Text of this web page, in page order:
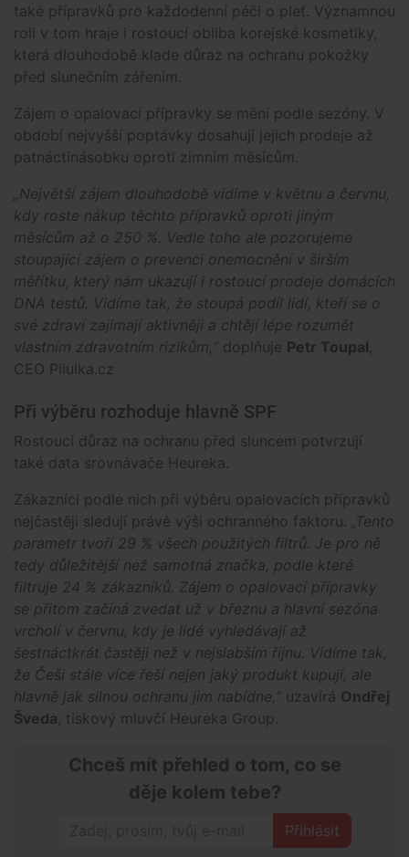
také přípravků pro každodenní péči o pleť. Významnou
roli v tom hraje i rostoucí obliba korejské kosmetiky,
která dlouhodobě klade důraz na ochranu pokožky
před slunečním zářením.
Zájem o opalovací přípravky se mění podle sezóny. V
období nejvyšší poptávky dosahují jejich prodeje až
patnáctinásobku oproti zimním měsícům.
„Největší zájem dlouhodobě vidíme v květnu a červnu,
kdy roste nákup těchto přípravků oproti jiným
měsícům až o 250 %. Vedle toho ale pozorujeme
stoupající zájem o prevenci onemocnění v širším
měřítku, který nám ukazují i rostoucí prodeje domácích
DNA testů. Vidíme tak, že stoupá podíl lidí, kteří se o
své zdraví zajímají aktivněji a chtějí lépe rozumět
vlastním zdravotním rizikům,“ doplňuje Petr Toupal
CEO Pilulka.cz
Při výběru rozhoduje hlavně SPF
Rostoucí důraz na ochranu před sluncem potvrzují
také data srovnávače Heureka.
Zákazníci podle nich při výběru opalovacích přípravků
nejčastěji sledují právě výši ochranného faktoru. „Tento
parametr tvoří 29 % všech použitých filtrů. Je pro ně
tedy důležitější než samotná značka, podle které
filtruje 24 % zákazníků. Zájem o opalovací přípravky
se přitom začíná zvedat už v březnu a hlavní sezóna
vrcholí v červnu, kdy je lidé vyhledávají až
šestnáctkrát častěji než v nejslabším říjnu. Vidíme tak,
že Češi stále více řeší nejen jaký produkt kupují, ale
hlavně jak silnou ochranu jim nabídne,“ uzavírá Ondřej
Šveda , tiskový mluvčí Heureka Group.
Chceš mít přehled o tom, co se
děje kolem tebe?
Přihlásit